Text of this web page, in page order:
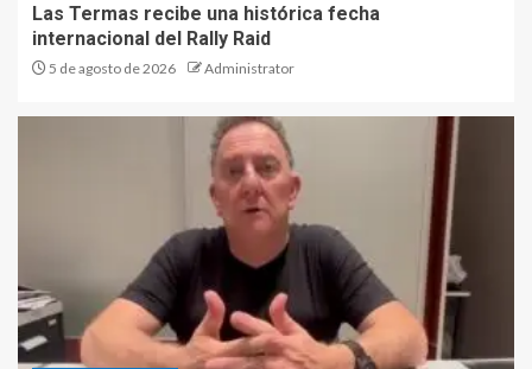
Las Termas recibe una histórica fecha
internacional del Rally Raid
5 de agosto de 2026 Administrator